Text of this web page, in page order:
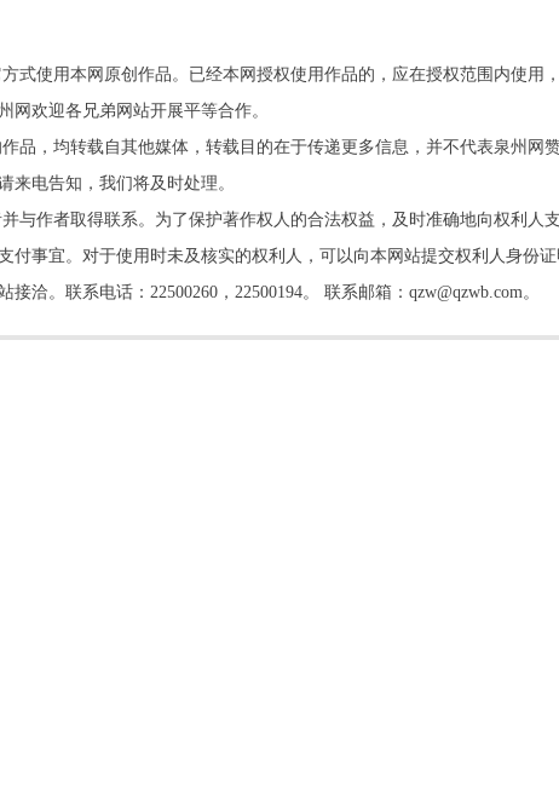
式使用本网原创作品。已经本网授权使用作品的，应在授权范围内使用
网欢迎各兄弟网站开展平等合作。
品，均转载自其他媒体，转载目的在于传递更多信息，并不代表泉州网
来电告知，我们将及时处理。
与作者取得联系。为了保护著作权人的合法权益，及时准确地向权利人
付事宜。对于使用时未及核实的权利人，可以向本网站提交权利人身份
洽。联系电话：22500260，22500194。 联系邮箱：qzw@qzwb.com。